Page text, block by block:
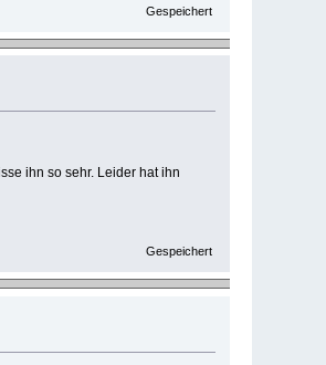
Gespeichert
ihn so sehr. Leider hat ihn
Gespeichert